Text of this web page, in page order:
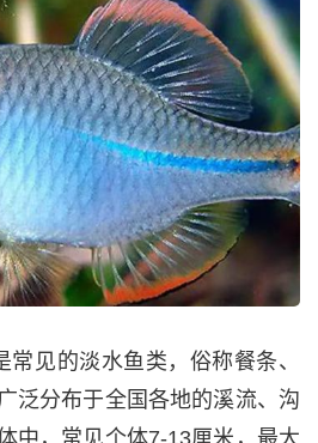
见的淡水鱼类，俗称餐条、
泛分布于全国各地的溪流、沟